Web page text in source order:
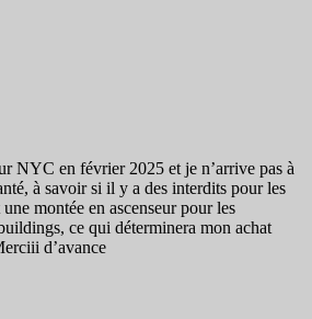
NYC en février 2025 et je n’arrive pas à
à savoir si il y a des interdits pour les
montée en ascenseur pour les
ce qui déterminera mon achat
d’avance